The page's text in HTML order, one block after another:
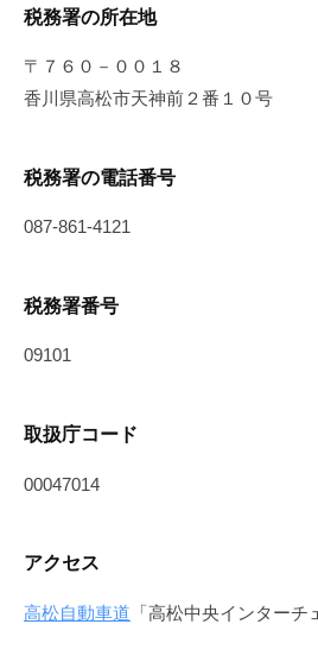
税務署の所在地
〒７６０－００１８
香川県高松市天神前２番１０号
税務署の電話番号
087-861-4121
税務署番号
09101
取扱庁コード
00047014
アクセス
高松自動車道 「高松中央インター